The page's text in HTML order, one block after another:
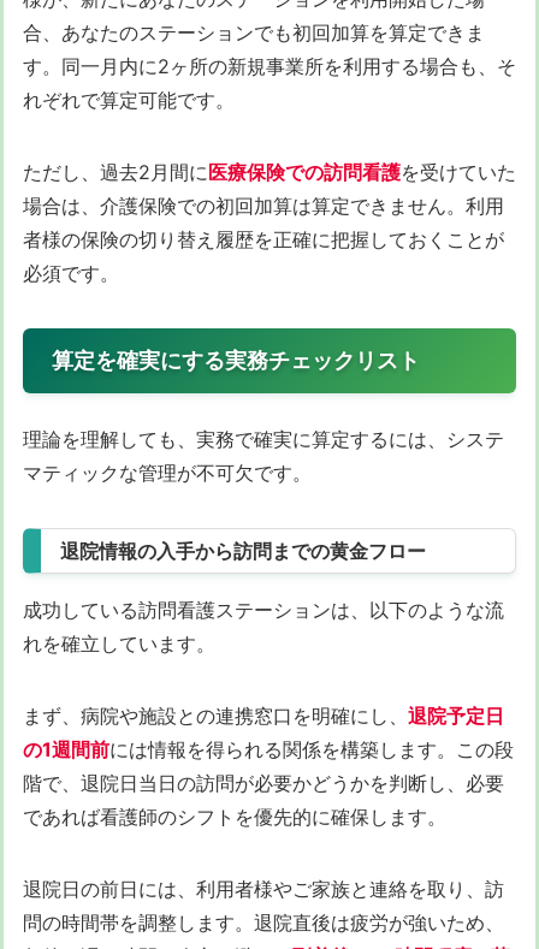
合、あなたのステーションでも初回加算を算定できま
す。同一月内に2ヶ所の新規事業所を利用する場合も、そ
れぞれで算定可能です。
ただし、過去2月間に医療保険での訪問看護を受けていた
場合は、介護保険での初回加算は算定できません。利用
者様の保険の切り替え履歴を正確に把握しておくことが
必須です。
算定を確実にする実務チェックリスト
理論を理解しても、実務で確実に算定するには、システ
マティックな管理が不可欠です。
退院情報の入手から訪問までの黄金フロー
成功している訪問看護ステーションは、以下のような流
れを確立しています。
まず、病院や施設との連携窓口を明確にし、 退院予定日
の1週間前には情報を得られる関係を構築します。この段
階で、退院日当日の訪問が必要かどうかを判断し、必要
であれば看護師のシフトを優先的に確保します。
退院日の前日には、利用者様やご家族と連絡を取り、訪
問の時間帯を調整します。退院直後は疲労が強いため、